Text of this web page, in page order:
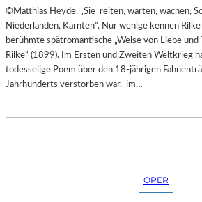
L
S
Ä
U
L
T
©Matthias Heyde. „Sie reiten, warten, wachen,
Niederlanden, Kärnten“. Nur wenige kennen
berühmte spätromantische „Weise von Liebe
Rilke“ (1899). Im Ersten und Zweiten Weltkrieg
todesselige Poem über den 18-jährigen
Jahrhunderts verstorben war, im…
OPER